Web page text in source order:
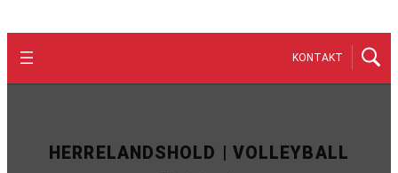
KONTAKT
HERRELANDSHOLD | VOLLEYBALL